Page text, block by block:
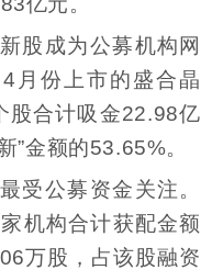
股成为公募机构网
月份上市的盛合晶
股合计吸金22.98亿
”金额的53.65%。
受公募资金关注。
机构合计获配金额
万股，占该股融资